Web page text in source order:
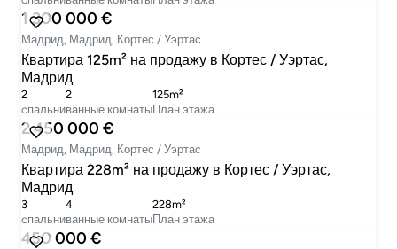
1 300 000 €
Мадрид, Мадрид, Кортес / Уэртас
Квартира 125m² на продажу в Кортес / Уэртас,
Мадрид
cпальни
2
ванные комнаты
2
План этажа
125m²
2 450 000 €
Мадрид, Мадрид, Кортес / Уэртас
Квартира 228m² на продажу в Кортес / Уэртас,
Мадрид
cпальни
3
ванные комнаты
4
План этажа
228m²
450 000 €